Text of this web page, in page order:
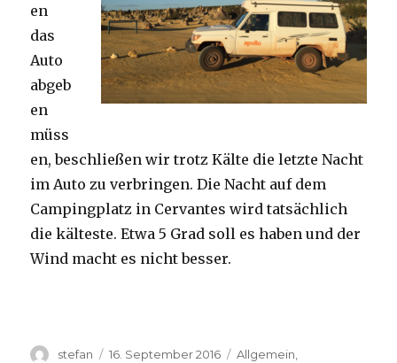
en
das
Auto
abgeb
en
müss
en, beschließen wir trotz Kälte die letzte Nacht
im Auto zu verbringen. Die Nacht auf dem
Campingplatz in Cervantes wird tatsächlich
die kälteste. Etwa 5 Grad soll es haben und der
Wind macht es nicht besser.
Autor
stefan
Veröffentlicht
16. September 2016 Kategorien
Allgemein